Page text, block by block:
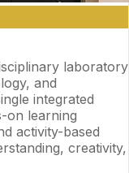
laboratory
and
integrated
on learning
activity-based
creativity,